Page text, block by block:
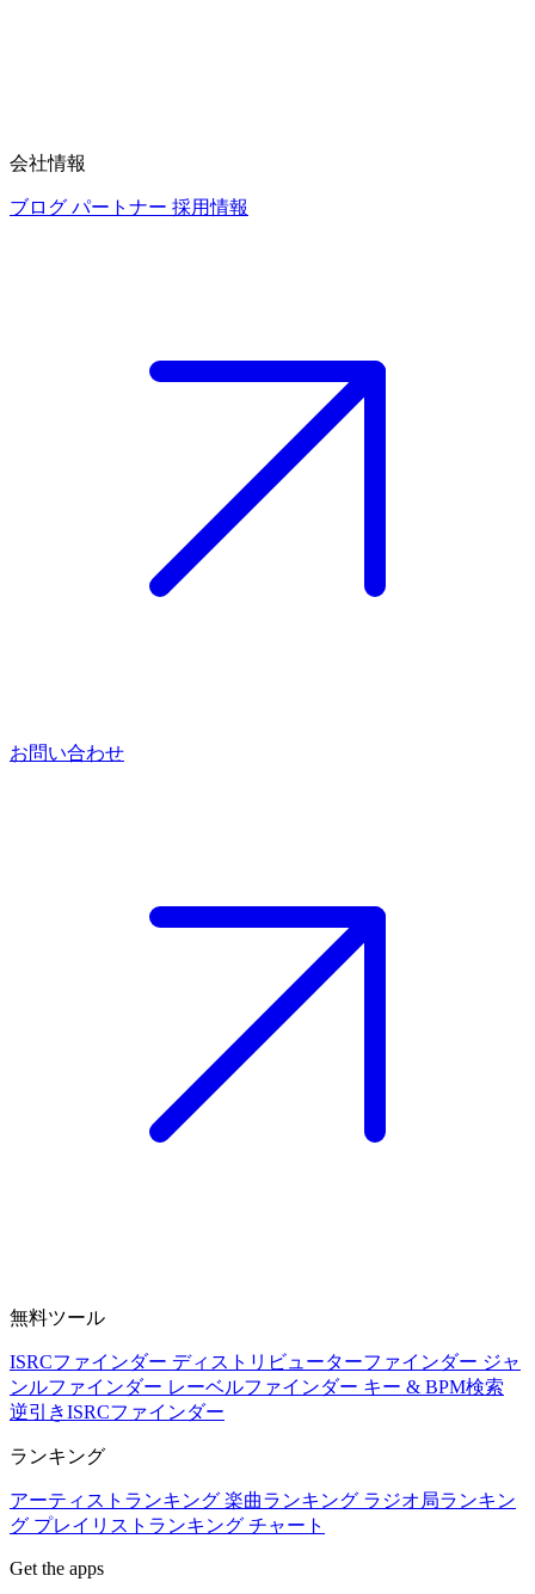
会社情報
ブログ パートナー 採用情報
お問い合わせ
無料ツール
ISRCファインダー ディストリビューターファインダー ジャ
ンルファインダー レーベルファインダー キー & BPM検索
逆引きISRCファインダー
ランキング
アーティストランキング 楽曲ランキング ラジオ局ランキン
グ プレイリストランキング チャート
Get the apps